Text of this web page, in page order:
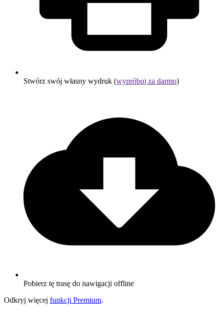
Stwórz swój własny wydruk (wypróbuj za darmo)
Pobierz tę trasę do nawigacji offline
Odkryj więcej funkcji Premium.